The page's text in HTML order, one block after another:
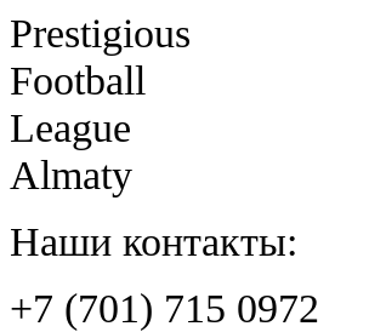
Prestigious
Football
League
Almaty
Наши контакты:
+7 (701) 715 0972